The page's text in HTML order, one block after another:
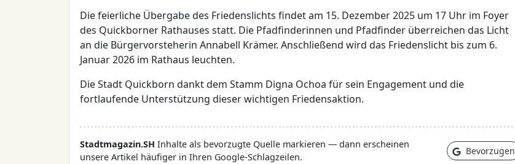
Die feierliche Übergabe des Friedenslichts findet am 15. Dezember 2025 um 17 Uhr im Foyer
des Quickborner Rathauses statt. Die Pfadfinderinnen und Pfadfinder überreichen das Licht
an die Bürgervorsteherin Annabell Krämer. Anschließend wird das Friedenslicht bis zum 6.
Januar 2026 im Rathaus leuchten.
Die Stadt Quickborn dankt dem Stamm Digna Ochoa für sein Engagement und die
fortlaufende Unterstützung dieser wichtigen Friedensaktion.
Stadtmagazin.SH Inhalte als bevorzugte Quelle markieren — dann erscheinen
unsere Artikel häufiger in Ihren Google-Schlagzeilen.
Bevorzugen